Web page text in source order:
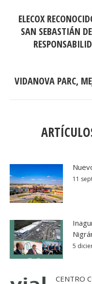
ENTRE
ELECOX
SAN SEBASTIÁN
VIDANOVA PARC,
11
5
CENTRO